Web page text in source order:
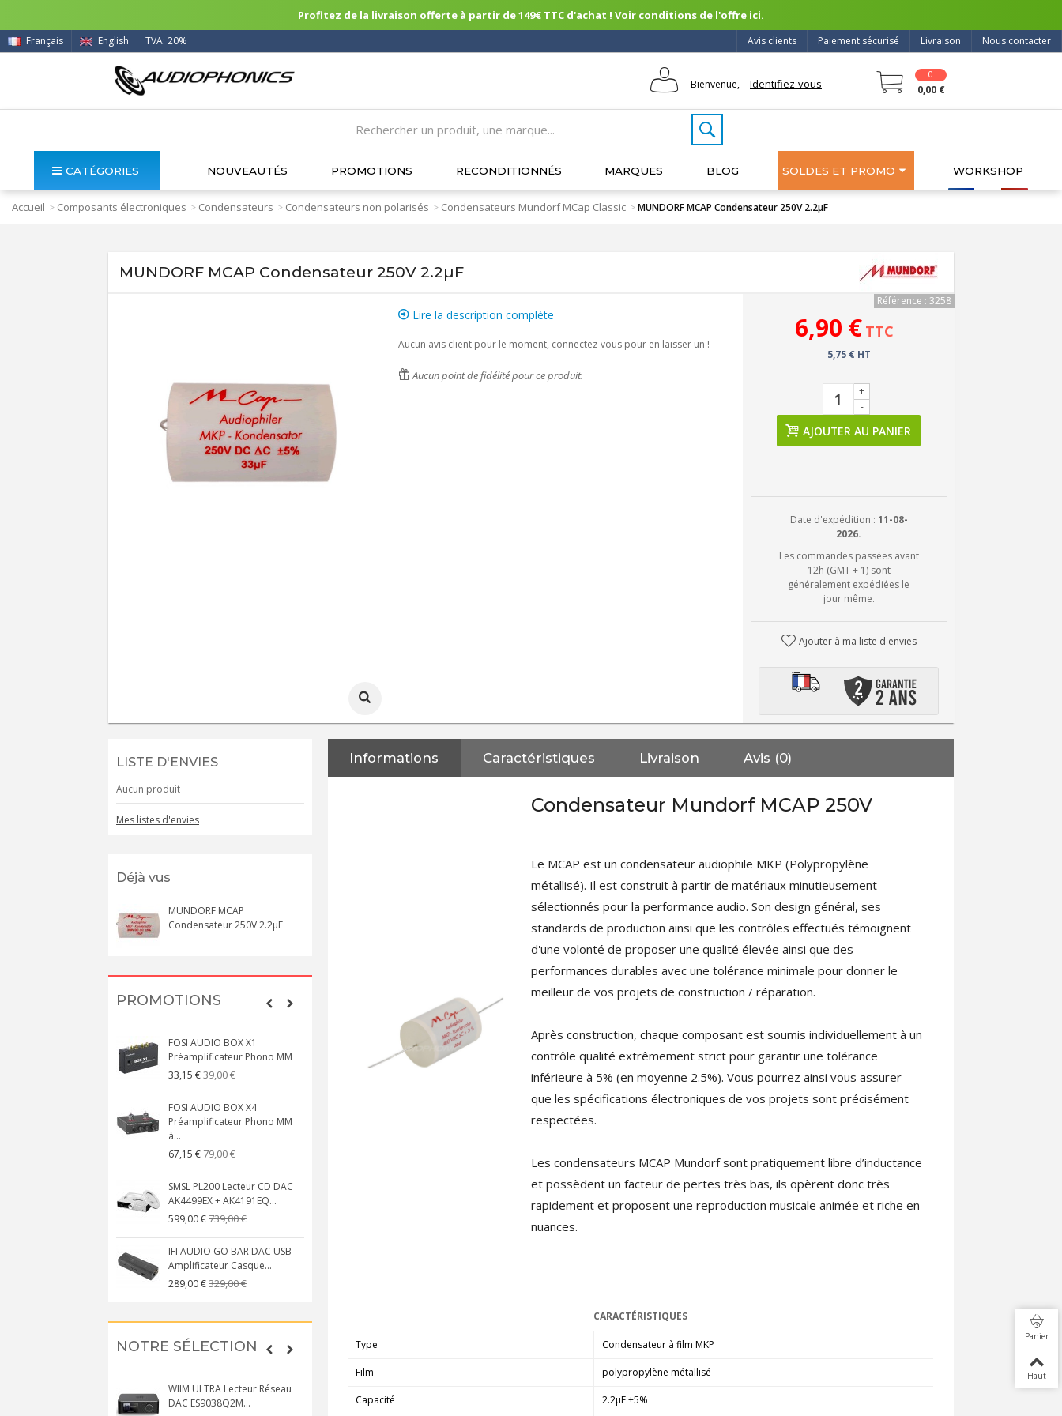
Profitez de la livraison offerte à partir de 149€ TTC d'achat ! Voir conditions de l'offre ici.
Nous contacter
Livraison
Paiement sécurisé
Avis clients
Français English TVA: 20%
Bienvenue, Identifiez-vous
0
0,00 €
CATÉGORIES NOUVEAUTÉS PROMOTIONS RECONDITIONNÉS MARQUES BLOG SOLDES ET PROMO WORKSHOP
Accueil > Composants électroniques > Condensateurs > Condensateurs non polarisés > Condensateurs Mundorf MCap Classic >MUNDORF MCAP Condensateur 250V 2.2µF
MUNDORF MCAP Condensateur 250V 2.2µF
Lire la description complète
Aucun avis client pour le moment, connectez-vous pour en laisser un !
Aucun point de fidélité pour ce produit.
Référence : 3258
6,90 € TTC
5,75 € HT
-
+
AJOUTER AU PANIER
Date d'expédition : 11-08-
2026.
Les commandes passées avant
12h (GMT + 1) sont
généralement expédiées le
jour même.
Ajouter à ma liste d'envies
LISTE D'ENVIES
Aucun produit
Mes listes d'envies
Déjà vus
MUNDORF MCAP
Condensateur 250V 2.2µF
PROMOTIONS
FOSI AUDIO BOX X1
Préamplificateur Phono MM
33,15 €39,00 €
FOSI AUDIO BOX X4
Préamplificateur Phono MM
à...
67,15 €79,00 €
SMSL PL200 Lecteur CD DAC
AK4499EX + AK4191EQ...
599,00 €739,00 €
IFI AUDIO GO BAR DAC USB
Amplificateur Casque...
289,00 €329,00 €
NEUTRIK NC3FXX Connecteur
XLR Femelle 3 Pôles...
NOTRE SÉLECTION
WIIM ULTRA Lecteur Réseau
DAC ES9038Q2M...
Amplificateur Intégré...
Informations Caractéristiques Livraison Avis (0)
Condensateur Mundorf MCAP 250V
Le MCAP est un condensateur audiophile MKP (Polypropylène
métallisé). Il est construit à partir de matériaux minutieusement
sélectionnés pour la performance audio. Son design général, ses
standards de production ainsi que les contrôles effectués témoignent
d'une volonté de proposer une qualité élevée ainsi que des
performances durables avec une tolérance minimale pour donner le
meilleur de vos projets de construction / réparation.
Après construction, chaque composant est soumis individuellement à un
contrôle qualité extrêmement strict pour garantir une tolérance
inférieure à 5% (en moyenne 2.5%). Vous pourrez ainsi vous assurer
que les spécifications électroniques de vos projets sont précisément
respectées.
Les condensateurs MCAP Mundorf sont pratiquement libre d’inductance
et possèdent un facteur de pertes très bas, ils opèrent donc très
rapidement et proposent une reproduction musicale animée et riche en
nuances.
CARACTÉRISTIQUES
Type Condensateur à film MKP
Film polypropylène métallisé
Capacité 2.2µF ±5%
Panier
Haut